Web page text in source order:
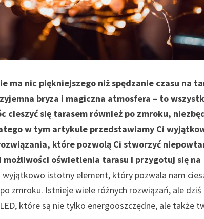
ma nic piękniejszego niż spędzanie czasu na
bryza i magiczna atmosfera – to
cieszyć się tarasem również po zmroku,
w tym artykule przedstawiamy Ci
które pozwolą Ci stworzyć
oświetlenia tarasu i przygotuj się na
istotny element, który pozwala nam
zmroku. Istnieje wiele różnych rozwiązań, ale dziś
które są nie tylko energooszczędne, ale także